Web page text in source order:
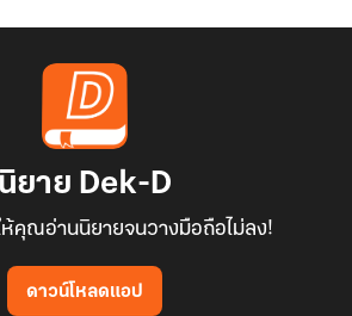
นิยาย Dek-D
ห้คุณอ่านนิยายจนวางมือถือไม่ลง!
ดาวน์โหลดแอป